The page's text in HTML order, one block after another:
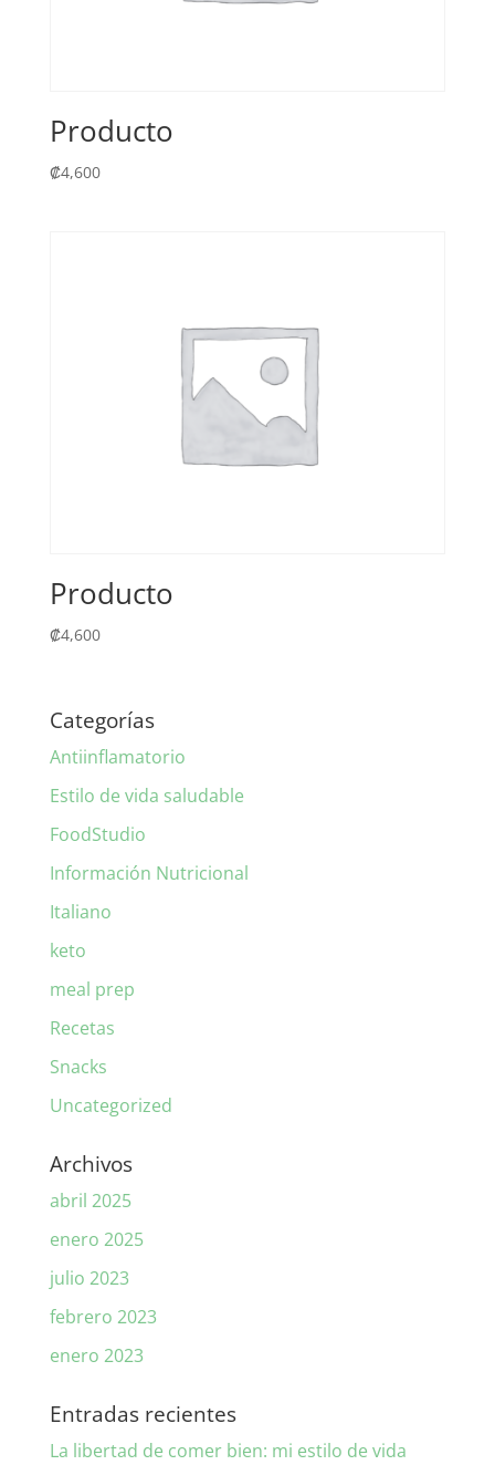
Producto
₡4,600
Producto
₡4,600
Categorías
Antiinflamatorio
Estilo de vida saludable
FoodStudio
Información Nutricional
Italiano
keto
meal prep
Recetas
Snacks
Uncategorized
Archivos
abril 2025
enero 2025
julio 2023
febrero 2023
enero 2023
Entradas recientes
La libertad de comer bien: mi estilo de vida